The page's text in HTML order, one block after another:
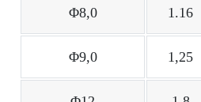
Φ8,0 1.16
Φ9,0 1,25